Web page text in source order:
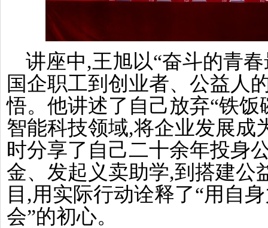
讲座中,王旭以“奋斗的青
国企职工到创业者、公益人
悟。他讲述了自己放弃“铁
智能科技领域,将企业发展成
时分享了自己二十余年投身
金、发起义卖助学,到搭建公
目,用实际行动诠释了“用自
会”的初心。